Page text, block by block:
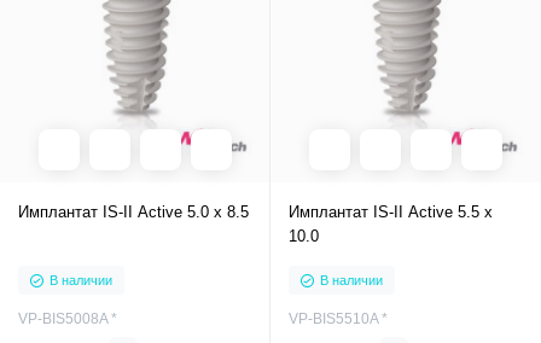
Имплантат IS-II Active 5.0 x 8.5
В наличии
VP-BIS5008A *
Имплантат IS-II Active 5.5 x
10.0
В наличии
VP-BIS5510A *